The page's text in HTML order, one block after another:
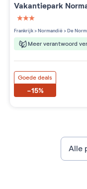
Vakantiepark
3 étoiles sur 5
Frankrijk>Normandië>De
Meer verantwoord
Goede deals
-15%
Alle